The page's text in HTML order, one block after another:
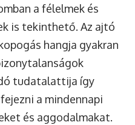
a félelmek és
is tekinthető. Az ajtó
hangja gyakran
tudatalattija így
a mindennapi
és aggodalmakat.